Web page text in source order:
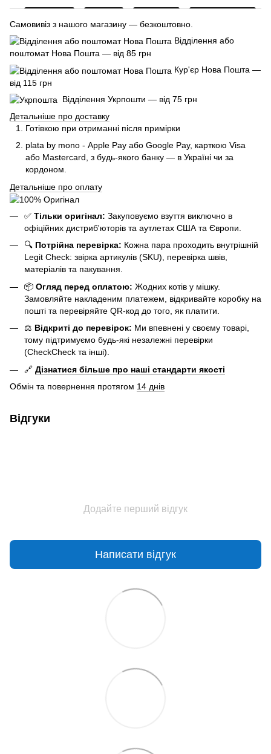
Самовивіз з нашого магазину — безкоштовно.
Відділення або
поштомат Нова Пошта — від 85 грн
Кур'єр Нова Пошта —
від 115 грн
Відділення Укрпошти — від 75 грн
Детальніше про доставку
Готівкою при отриманні після примірки
plata by mono - Apple Pay або Google Pay, карткою Visa
або Mastercard, з будь-якого банку — в Україні чи за
кордоном.
Детальніше про оплату
✅ Тільки оригінал: Закуповуємо взуття виключно в
офіційних дистриб'юторів та аутлетах США та Європи.
🔍 Потрійна перевірка: Кожна пара проходить внутрішній
Legit Check: звірка артикулів (SKU), перевірка швів,
матеріалів та пакування.
📦 Огляд перед оплатою: Жодних котів у мішку.
Замовляйте накладеним платежем, відкривайте коробку на
пошті та перевіряйте QR-код до того, як платити.
⚖️ Відкриті до перевірок: Ми впевнені у своєму товарі,
тому підтримуємо будь-які незалежні перевірки
(CheckCheck та інші).
🔗 Дізнатися більше про наші стандарти якості
Обмін та повернення протягом 14 днів
Відгуки
Додайте перший відгук
Написати відгук